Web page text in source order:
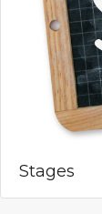
Stages